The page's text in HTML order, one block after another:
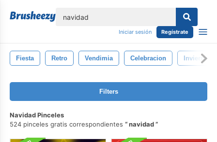
Iniciar sesión Regístrate
Fiesta Retro Vendimia Celebracion Invierno
Filters
Navidad Pinceles
524 pinceles gratis correspondientes
navidad